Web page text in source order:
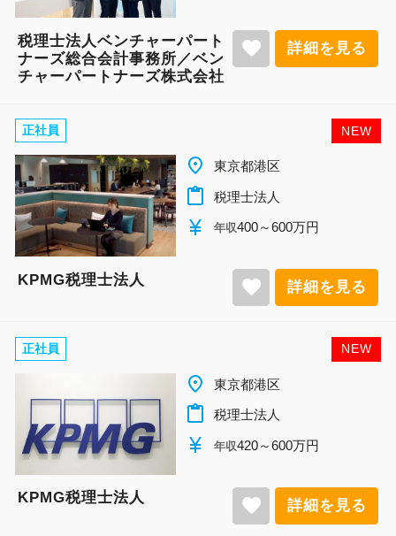
税理士法人ベンチャーパート
ナーズ総合会計事務所／ベン
チャーパートナーズ株式会社
favorite 詳細を見る
NEW
正社員
place 東京都港区
content_paste 税理士法人
currency_yen 年収400～600万円
KPMG税理士法人 favorite 詳細を見る
NEW
正社員
place 東京都港区
content_paste 税理士法人
currency_yen 年収420～600万円
KPMG税理士法人 favorite 詳細を見る